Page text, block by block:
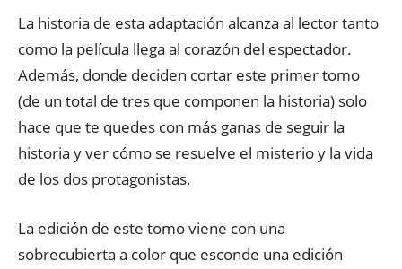
La historia de esta adaptación alcanza al lector tanto
como la película llega al corazón del espectador.
Además, donde deciden cortar este primer tomo
(de un total de tres que componen la historia) solo
hace que te quedes con más ganas de seguir la
historia y ver cómo se resuelve el misterio y la vida
de los dos protagonistas.
La edición de este tomo viene con una
sobrecubierta a color que esconde una edición